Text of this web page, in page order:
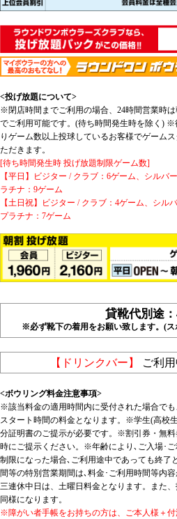
<投げ放題について>
※閉店時間までご利用の場合、24時間営業時
でご利用可能です。(待ち時間発生時を除く)
りゲーム数以上投球しているお客様でゲーム
ただきます。
[待ち時間発生時 投げ放題制限ゲーム数]
【平日】ビジター / クラブ：6ゲーム、シルバ
ラチナ：9ゲーム
【土日祝】ビジター / クラブ：4ゲーム、シル
プラチナ：7ゲーム
貸靴代別途：
※必ず靴下の着用をお願い致します。(ス
【ドリンクバー】 ご利
<ボウリング料金注意事項>
※該当料金の適用時間内に受付された場合で
スタート時間の料金となります。※学生(高校
分証明書のご提示が必要です。※割引券・無
時にご提示ください。※年齢により､ご入場･
制限になった場合､ご利用途中であっても終
間等の特別営業期間は､料金･ご利用時間等内
三連休中日は、土曜日料金となります。また
同様になります。
※障がい者手帳をお持ちの方は、ご本人様＋